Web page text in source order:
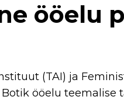
ööelu
(TAI) ja
ööelu